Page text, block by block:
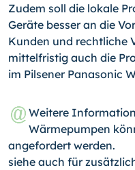
Zudem soll die lokale
Geräte besser an die
Kunden und rechtliche
mittelfristig auch die
im Pilsener Panasonic
Weitere
Wärmepumpen
angefordert werden.
siehe auch für